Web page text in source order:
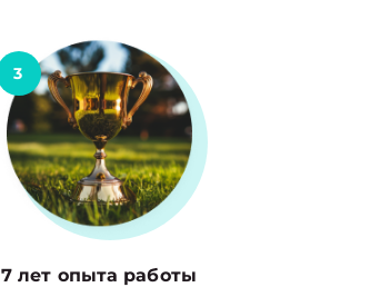
3
7 лет опыта работы